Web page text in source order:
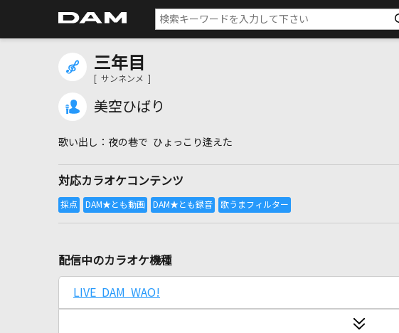
三年目
[ サンネンメ ]
美空ひばり
夜の巷で ひょっこり逢えた
対応カラオケコンテンツ
配信中のカラオケ機種
LIVE DAM WAO!